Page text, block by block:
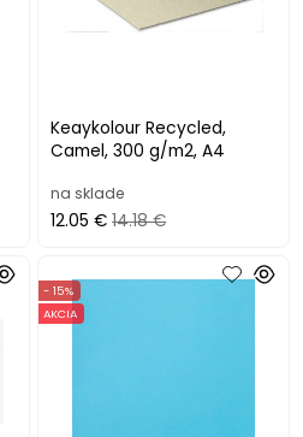
Keaykolour Recycled,
Camel, 300 g/m2, A4
na sklade
12.05 € 14.18 €
- 15%
AKCIA